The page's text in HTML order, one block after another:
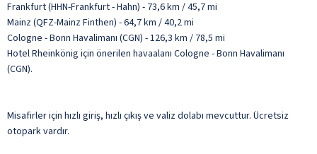
Frankfurt (HHN-Frankfurt - Hahn) - 73,6 km / 45,7 mi
Mainz (QFZ-Mainz Finthen) - 64,7 km / 40,2 mi
Cologne - Bonn Havalimanı (CGN) - 126,3 km / 78,5 mi
Hotel Rheinkönig için önerilen havaalanı Cologne - Bonn Havalimanı
(CGN).
Misafirler için hızlı giriş, hızlı çıkış ve valiz dolabı mevcuttur. Ücretsiz
otopark vardır.